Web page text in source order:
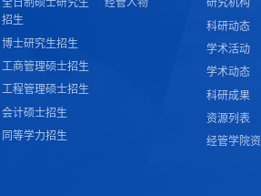
全日制硕士研究生
招生
博士研究生招生
工商管理硕士招生
工程管理硕士招生
会计硕士招生
同等学力招生
经管人物
研究机构
科研动态
学术活动
学术动态
科研成果
资源列表
经管学院